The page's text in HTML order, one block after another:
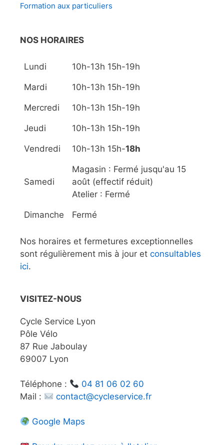
Formation aux particuliers
NOS HORAIRES
Lundi 10h-13h 15h-19h
Mardi 10h-13h 15h-19h
Mercredi 10h-13h 15h-19h
Jeudi 10h-13h 15h-19h
Vendredi 10h-13h 15h-18h
Samedi
Magasin : Fermé jusqu'au 15
août (effectif réduit)
Atelier : Fermé
Dimanche Fermé
Nos horaires et fermetures exceptionnelles
sont régulièrement mis à jour et consultables
ici.
VISITEZ-NOUS
Cycle Service Lyon
Pôle Vélo
87 Rue Jaboulay
69007 Lyon
Téléphone :
04 81 06 02 60
Mail :
contact@cycleservice.fr
Google Maps